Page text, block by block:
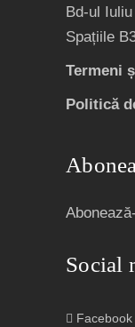
Bd-ul
Spațiile
Termeni
Politică
Social
Facebook